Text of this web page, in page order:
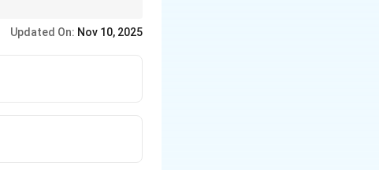
Updated On: Nov 10, 2025